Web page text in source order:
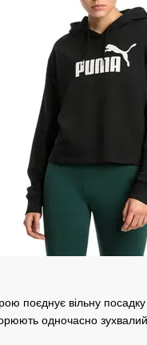
поєднує вільну
одночасно